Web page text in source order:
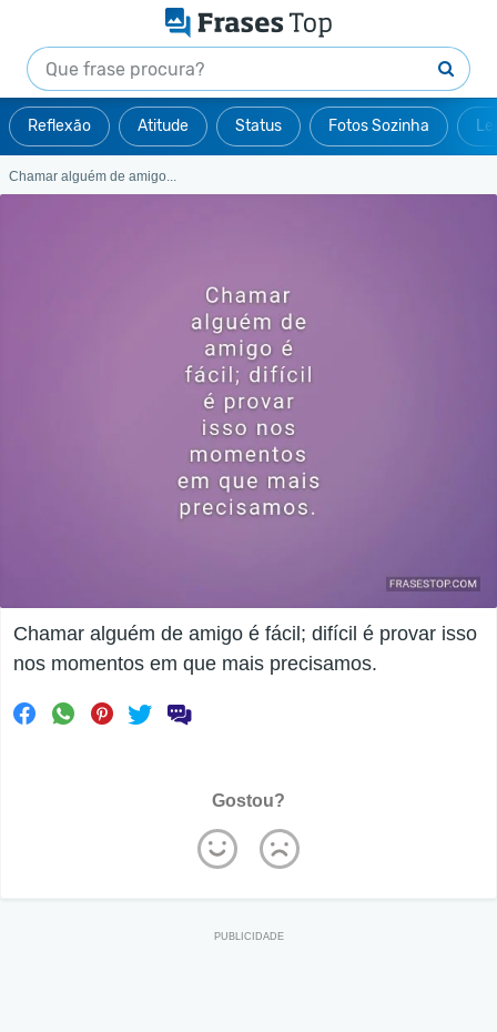
Reflexão Atitude Status Fotos Sozinha
Chamar alguém de amigo...
Chamar alguém de amigo é fácil; difícil é provar isso
nos momentos em que mais precisamos.
Gostou?